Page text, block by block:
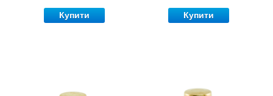
Купити Купити